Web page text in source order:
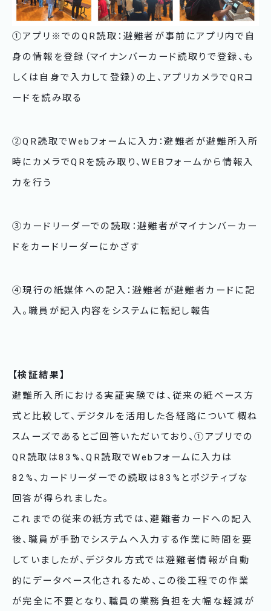
①アプリ※でのQR読取：避難者が事前にアプリ内で自
身の情報を登録（マイナンバーカード読取りで登録、も
しくは自身で入力して登録）の上、アプリカメラでQRコ
ードを読み取る
②QR読取でWebフォームに入力：避難者が避難所入所
時にカメラでQRを読み取り、WEBフォームから情報入
力を行う
③カードリーダーでの読取：避難者がマイナンバーカー
ドをカードリーダーにかざす
④現行の紙媒体への記入：避難者が避難者カードに記
入。職員が記入内容をシステムに転記し報告
【検証結果】
避難所入所における実証実験では、従来の紙ベース方
式と比較して、デジタルを活用した各経路について概ね
スムーズであるとご回答いただいており、①アプリでの
QR読取は83%、QR読取でWebフォームに入力は
82%、カードリーダーでの読取は83%とポジティブな
回答が得られました。
これまでの従来の紙方式では、避難者カードへの記入
後、職員が手動でシステムへ入力する作業に時間を要
していましたが、デジタル方式では避難者情報が自動
的にデータベース化されるため、この後工程での作業
が完全に不要となり、職員の業務負担を大幅な軽減が